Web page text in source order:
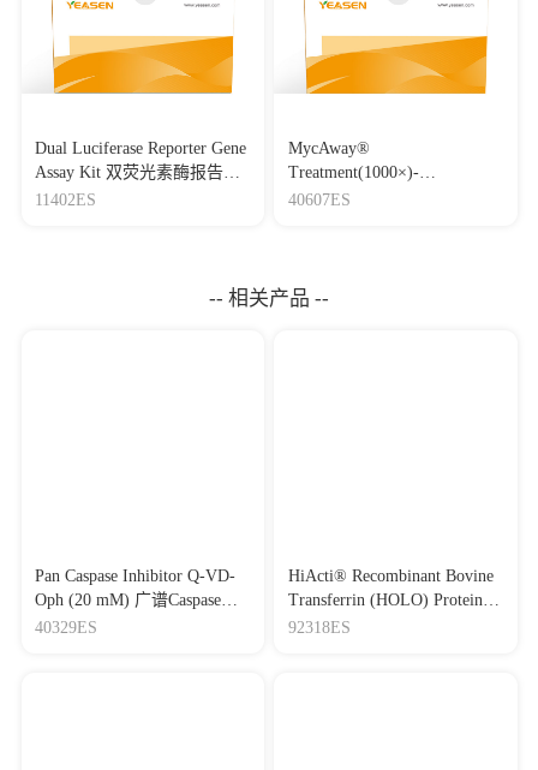
Dual Luciferase Reporter Gene
Assay Kit 双荧光素酶报告基
因检测试剂盒
11402ES
MycAway®
Treatment(1000×)-
Mycoplasma Elimination
40607ES
-- 相关产品 --
Pan Caspase Inhibitor Q-VD-
Oph (20 mM) 广谱Caspase抑
40329ES
HiActi® Recombinant Bovine
Transferrin (HOLO) Protein
重组牛饱和铁转铁蛋白
92318ES